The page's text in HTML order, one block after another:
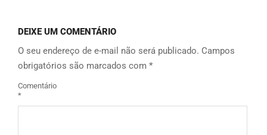
DEIXE UM COMENTÁRIO
O seu endereço de e-mail não será publicado. Campos
obrigatórios são marcados com *
Comentário
*